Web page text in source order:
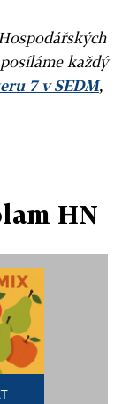
každý
7 v SEDM,
HN